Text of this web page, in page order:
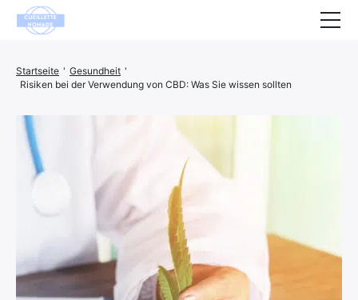
Startseite ' Gesundheit '
Risiken bei der Verwendung von CBD: Was Sie wissen sollten
Tiere
Dekoration
Haus
Finanzen